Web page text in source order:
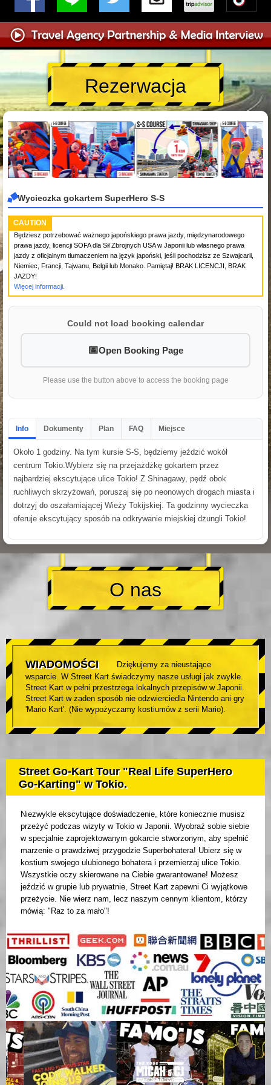
Rezerwacja
Wycieczka gokartem SuperHero S-S
CAUTION
Będziesz potrzebować ważnego japońskiego prawa jazdy, międzynarodowego
prawa jazdy, licencji SOFA dla Sił Zbrojnych USA w Japonii lub własnego prawa
jazdy z oficjalnym tłumaczeniem na język japoński, jeśli pochodzisz ze Szwajcarii,
Niemiec, Francji, Tajwanu, Belgii lub Monako. Pamiętaj! BRAK LICENCJI, BRAK
JAZDY!
Więcej informacji.
Could not load booking calendar
Open Booking Page
Please use the button above to access the booking page
Info Dokumenty Plan FAQ Miejsce
Około 1 godziny. Na tym kursie S-S, będziemy jeździć wokół
centrum Tokio.Wybierz się na przejażdżkę gokartem przez
najbardziej ekscytujące ulice Tokio! Z Shinagawy, pędź obok
ruchliwych skrzyżowań, poruszaj się po neonowych drogach miasta i
dotrzyj do oszałamiającej Wieży Tokijskiej. Ta godzinny wycieczka
oferuje ekscytujący sposób na odkrywanie miejskiej dżungli Tokio!
O nas
WIADOMOŚCI
Dziękujemy za nieustające
wsparcie. W Street Kart świadczymy nasze usługi jak zwykle.
Street Kart w pełni przestrzega lokalnych przepisów w Japonii.
Street Kart w żaden sposób nie odzwierciedla Nintendo ani gry
'Mario Kart'. (Nie wypożyczamy kostiumów z serii Mario).
Street Go-Kart Tour "Real Life SuperHero
Go-Karting" w Tokio.
Niezwykle ekscytujące doświadczenie, które koniecznie musisz
przeżyć podczas wizyty w Tokio w Japonii. Wyobraź sobie siebie
w specjalnie zaprojektowanym gokarcie stworzonym, aby spełnić
marzenie o prawdziwej przygodzie Superbohatera! Ubierz się w
kostium swojego ulubionego bohatera i przemierzaj ulice Tokio.
Wszystkie oczy skierowane na Ciebie gwarantowane! Możesz
jeździć w grupie lub prywatnie, Street Kart zapewni Ci wyjątkowe
przeżycie. Nie wierz nam, lecz naszym cennym klientom, którzy
mówią: "Raz to za mało"!